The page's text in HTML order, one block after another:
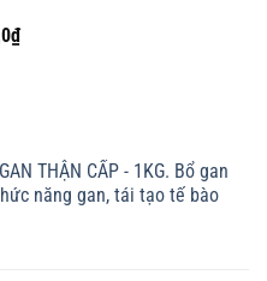
₫Giá
THẬN CẤP - 1KG. Bổ gan
năng gan, tái tạo tế bào